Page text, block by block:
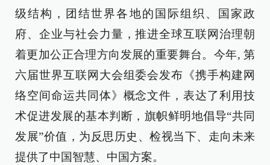
级结构，团结世界各地的国际组织、国家政
府、企业与社会力量，推进全球互联网治理朝
着更加公正合理方向发展的重要舞台。今年, 第
六届世界互联网大会组委会发布《携手构建网
络空间命运共同体》概念文件，表达了利用技
术促进发展的基本判断，旗帜鲜明地倡导“共同
发展”价值，为反思历史、检视当下、走向未来
提供了中国智慧、中国方案。